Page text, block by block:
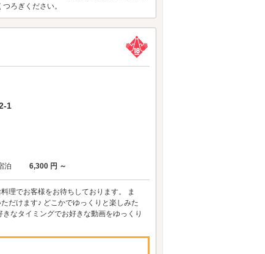
ろぎください。
1
泊 6,300 円 ～
理でお客様をお待ちしております。 ま
だけます♪ どこかでゆっくりと楽しみた
なタイミングでお好きな動画をゆっくり